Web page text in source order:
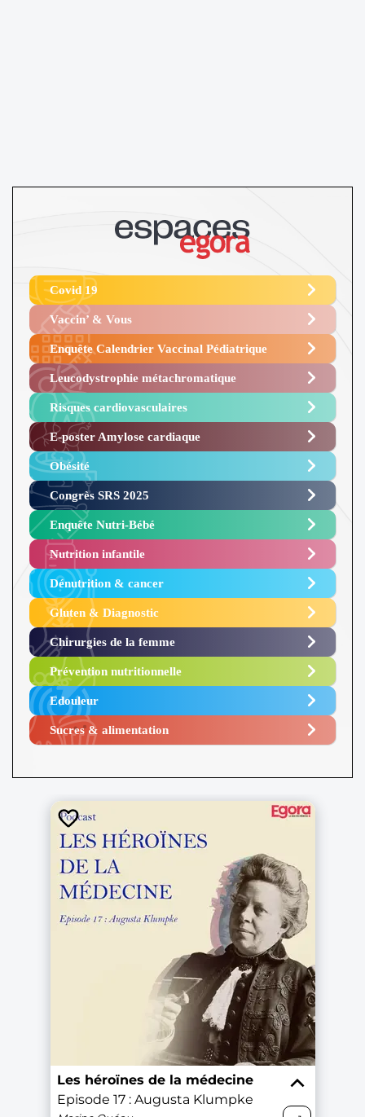
Covid 19
Vaccin’ & Vous
Enquête Calendrier Vaccinal Pédiatrique
Leucodystrophie métachromatique
Risques cardiovasculaires
E-poster Amylose cardiaque ​
Obésité ​
Congrès SRS 2025 ​
Enquête Nutri-Bébé ​
Nutrition infantile
Dénutrition & cancer
Gluten & Diagnostic
Chirurgies de la femme
Prévention nutritionnelle
Edouleur​
Sucres & alimentation​